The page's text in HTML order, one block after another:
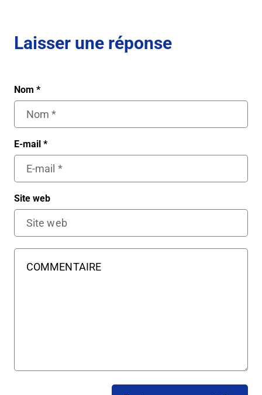
Laisser une réponse
Nom *
E-mail *
Site web